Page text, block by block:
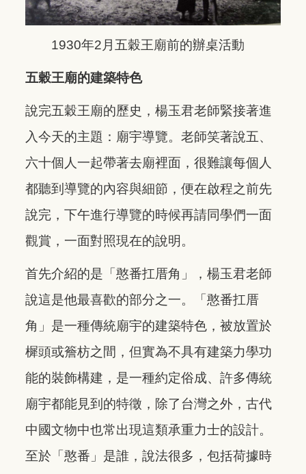
1930年2月五穀王廟前的辦桌活動
五穀王廟的建築特色
說完五穀王廟的歷史，楊玉君老師緊接著進
入今天的主題：廟宇導覽。老師笑著說五、
六十個人一起帶著去廟裡面，很難讓每個人
都聽到導覽的內容與細節，便在啟程之前先
說完，下午進行導覽的時候再請同學們一面
觀賞，一面對照現在的說明。
首先介紹的是「憨番扛厝角」，楊玉君老師
說這是他最喜歡的部分之一。「憨番扛厝
角」是一種傳統廟宇的建築特色，被放置於
樨頭或簷枋之間，但實為不具有建築力學功
能的裝飾構建，是一種約定俗成、許多傳統
廟宇都能見到的特徵，除了台灣之外，古代
中國文物中也常出現這類承重力士的設計。
至於「憨番」是誰，說法很多，包括荷據時